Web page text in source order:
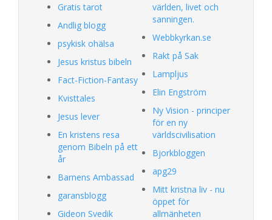
Gratis tarot
Andlig blogg
psykisk ohälsa
Jesus kristus bibeln
Fact-Fiction-Fantasy
Kvisttales
Jesus lever
En kristens resa
genom Bibeln på ett
år
Barnens Ambassad
garansblogg
Gideon Svedik
världen, livet och
sanningen.
Webbkyrkan.se
Rakt på Sak
Lampljus
Elin Engström
Ny Vision - principer
för en ny
världscivilisation
Bjorkbloggen
apg29
Mitt kristna liv - nu
öppet för
allmänheten